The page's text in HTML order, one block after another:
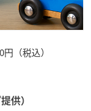
（税込）
供）